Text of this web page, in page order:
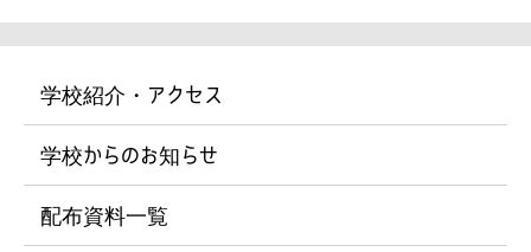
学校紹介・アクセス
学校からのお知らせ
配布資料一覧